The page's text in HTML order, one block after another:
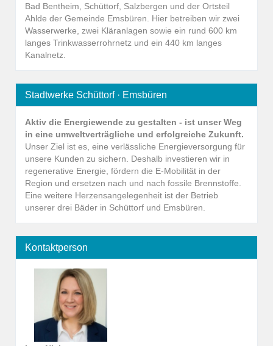
Bad Bentheim, Schüttorf, Salzbergen und der Ortsteil
Ahlde der Gemeinde Emsbüren. Hier betreiben wir zwei
Wasserwerke, zwei Kläranlagen sowie ein rund 600 km
langes Trinkwasserrohrnetz und ein 440 km langes
Kanalnetz.
Stadtwerke Schüttorf · Emsbüren
Aktiv die Energiewende zu gestalten - ist unser Weg
in eine umweltverträgliche und erfolgreiche Zukunft.
Unser Ziel ist es, eine verlässliche Energieversorgung für
unsere Kunden zu sichern. Deshalb investieren wir in
regenerative Energie, fördern die E-Mobilität in der
Region und ersetzen nach und nach fossile Brennstoffe.
Eine weitere Herzensangelegenheit ist der Betrieb
unserer drei Bäder in Schüttorf und Emsbüren.
Kontaktperson